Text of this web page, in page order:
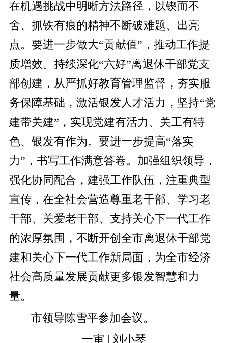
在机遇挑战中明晰方法路径，以锲而不
舍、抓铁有痕的精神不断破难题、出亮
点。要进一步做大“贡献值”，推动工作提
质增效。持续深化“六好”离退休干部党支
部创建，从严抓好教育管理监督，夯实服
务保障基础，激活银发人才活力，坚持“党
建带关建”，实现党建有活力、关工有特
色、银发有作为。要进一步提高“落实
力”，书写工作满意答卷。加强组织领导，
强化协同配合，建强工作队伍，注重典型
宣传，在全社会营造尊重老干部、学习老
干部、关爱老干部、支持关心下一代工作
的浓厚氛围，不断开创全市离退休干部党
建和关心下一代工作新局面，为全市经济
社会高质量发展贡献更多银发智慧和力
量。
市领导陈雪平参加会议。
一审 | 刘小琴